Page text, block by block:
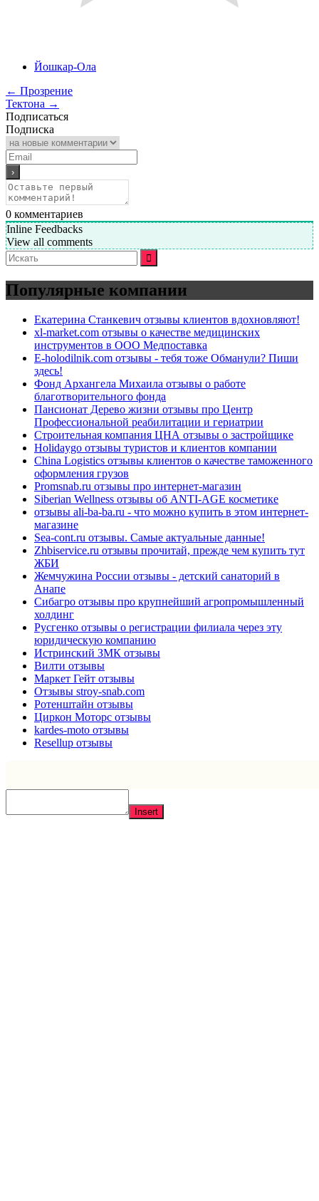
Йошкар-Ола
← Прозрение
Тектона →
Подписаться
Подписка
0 комментариев
Inline Feedbacks
View all comments
Искать:
Популярные компании
Екатерина Станкевич отзывы клиентов вдохновляют!
xl-market.com отзывы о качестве медицинских
инструментов в ООО Медпоставка
E-holodilnik.com отзывы - тебя тоже Обманули? Пиши
здесь!
Фонд Архангела Михаила отзывы о работе
благотворительного фонда
Пансионат Дерево жизни отзывы про Центр
Профессиональной реабилитации и гериатрии
Строительная компания ЦНА отзывы о застройщике
Holidaygo отзывы туристов и клиентов компании
China Logistics отзывы клиентов о качестве таможенного
оформления грузов
Promsnab.ru отзывы про интернет-магазин
Siberian Wellness отзывы об ANTI-AGE косметике
отзывы ali-ba-ba.ru - что можно купить в этом интернет-
магазине
Sea-cont.ru отзывы. Самые актуальные данные!
Zhbiservice.ru отзывы прочитай, прежде чем купить тут
ЖБИ
Жемчужина России отзывы - детский санаторий в
Анапе
Сибагро отзывы про крупнейший агропромышленный
холдинг
Русгенко отзывы о регистрации филиала через эту
юридическую компанию
Истринский ЗМК отзывы
Вилти отзывы
Маркет Гейт отзывы
Отзывы stroy-snab.com
Ротенштайн отзывы
Циркон Моторс отзывы
kardes-moto отзывы
Resellup отзывы
Insert